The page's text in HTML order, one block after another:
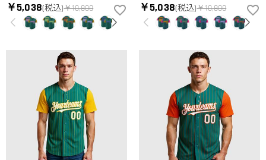
￥5,038(税込)￥10,800 ￥5,038(税込)￥10,800